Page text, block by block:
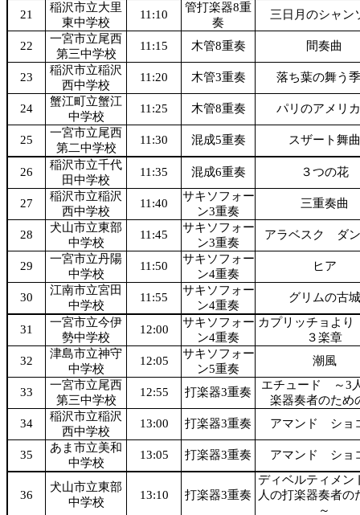
21
稲沢市立大里
東中学校
11:10
管打楽器8重
奏
三日月のシャン
22
一宮市立尾西
第三中学校
11:15 木管8重奏 間奏曲
23
稲沢市立稲沢
西中学校
11:20 木管3重奏 落ち葉の舞う
24
蟹江町立蟹江
中学校
11:25 木管8重奏 パリのアメリ
25
一宮市立尾西
第二中学校
11:30 混成5重奏 スザート舞曲
26
稲沢市立千代
田中学校
11:35 混成6重奏 ３つの花
27
稲沢市立稲沢
西中学校
11:40
サキソフォー
ン3重奏
三重奏曲
28
犬山市立東部
中学校
11:45
サキソフォー
ン3重奏
アラベスク ダ
29
一宮市立丹陽
中学校
11:50
サキソフォー
ン4重奏
ヒア
30
江南市立宮田
中学校
11:55
サキソフォー
ン4重奏
グリムの古城
31
一宮市立今伊
勢中学校
12:00
サキソフォー
ン4重奏
カプリッチョよ
３楽章
32
津島市立神守
中学校
12:05
サキソフォー
ン5重奏
潮風
33
一宮市立尾西
第三中学校
12:55 打楽器3重奏
エチュード ～3
楽器奏者のため
34
稲沢市立稲沢
西中学校
13:00 打楽器3重奏 アマンド ショ
35
あま市立美和
中学校
13:05 打楽器3重奏 アマンド ショ
36
犬山市立東部
中学校
13:10 打楽器3重奏
ディベルティメン
人の打楽器奏者の
～